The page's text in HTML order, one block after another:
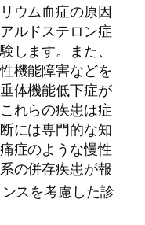
ウム血症の原因
ルドステロン症
します。また、
機能障害などを
体機能低下症が
れらの疾患は症
には専門的な知
症のような慢性
の併存疾患が報
スを考慮した診